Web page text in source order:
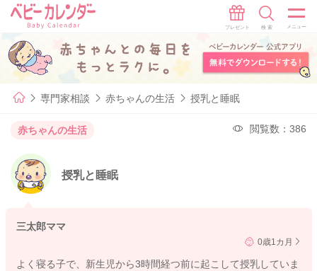
専門家相談 赤ちゃんの生活 授乳と睡眠
赤ちゃんの生活 閲覧数：386
授乳と睡眠
三太郎ママ
0歳1カ月
よく寝る子で、新生児から3時間経つ前に起こして授乳していま